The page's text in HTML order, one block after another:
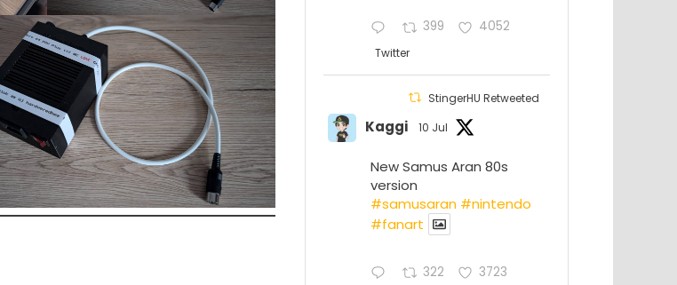
399 4052
Twitter
StingerHU Retweeted
Kaggi 10 Jul
New Samus Aran 80s
version
#samusaran #nintendo
#fanartㅤㅤㅤㅤ
322 3723